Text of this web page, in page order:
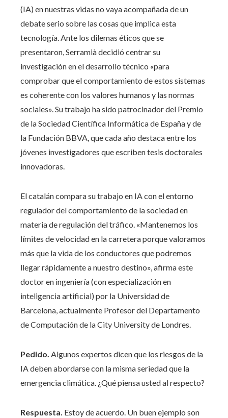
(IA) en nuestras vidas no vaya acompañada de un
debate serio sobre las cosas que implica esta
tecnología. Ante los dilemas éticos que se
presentaron, Serramià decidió centrar su
investigación en el desarrollo técnico «para
comprobar que el comportamiento de estos sistemas
es coherente con los valores humanos y las normas
sociales». Su trabajo ha sido patrocinador del Premio
de la Sociedad Científica Informática de España y de
la Fundación BBVA, que cada año destaca entre los
jóvenes investigadores que escriben tesis doctorales
innovadoras.
El catalán compara su trabajo en IA con el entorno
regulador del comportamiento de la sociedad en
materia de regulación del tráfico. «Mantenemos los
límites de velocidad en la carretera porque valoramos
más que la vida de los conductores que podremos
llegar rápidamente a nuestro destino», afirma este
doctor en ingeniería (con especialización en
inteligencia artificial) por la Universidad de
Barcelona, ​​actualmente Profesor del Departamento
de Computación de la City University de Londres.
Pedido. Algunos expertos dicen que los riesgos de la
IA deben abordarse con la misma seriedad que la
emergencia climática. ¿Qué piensa usted al respecto?
Respuesta. Estoy de acuerdo. Un buen ejemplo son